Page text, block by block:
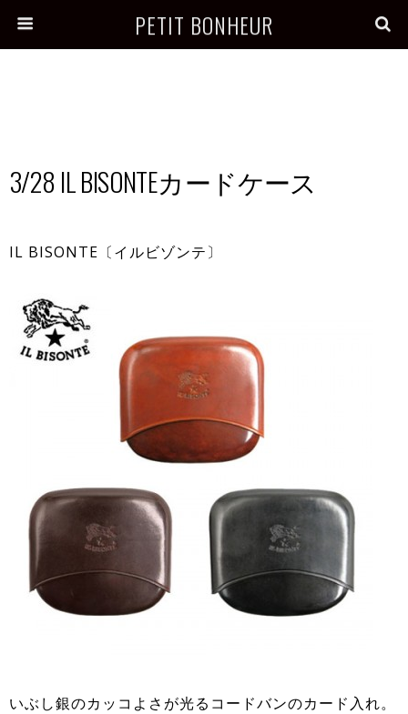
PETIT BONHEUR
3/28 IL BISONTEカードケース
IL BISONTE〔イルビゾンテ〕
いぶし銀のカッコよさが光るコードバンのカード入れ。